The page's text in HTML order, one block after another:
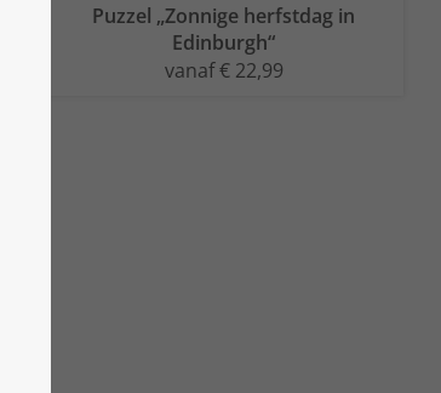
Puzzel „Zonnige herfstdag in
Edinburgh“
vanaf € 22,99